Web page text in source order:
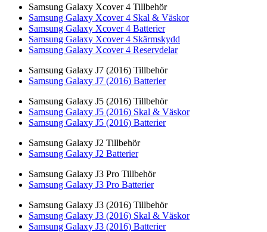
Samsung Galaxy Xcover 4 Tillbehör
Samsung Galaxy Xcover 4 Skal & Väskor
Samsung Galaxy Xcover 4 Batterier
Samsung Galaxy Xcover 4 Skärmskydd
Samsung Galaxy Xcover 4 Reservdelar
Samsung Galaxy J7 (2016) Tillbehör
Samsung Galaxy J7 (2016) Batterier
Samsung Galaxy J5 (2016) Tillbehör
Samsung Galaxy J5 (2016) Skal & Väskor
Samsung Galaxy J5 (2016) Batterier
Samsung Galaxy J2 Tillbehör
Samsung Galaxy J2 Batterier
Samsung Galaxy J3 Pro Tillbehör
Samsung Galaxy J3 Pro Batterier
Samsung Galaxy J3 (2016) Tillbehör
Samsung Galaxy J3 (2016) Skal & Väskor
Samsung Galaxy J3 (2016) Batterier